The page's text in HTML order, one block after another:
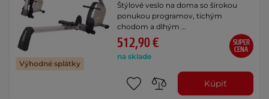
Výhodné splátky
Štýlové veslo na doma so širokou
ponukou programov, tichým
chodom a dlhým …
512,90 €
na sklade
SUPER
CENA
Kúpiť